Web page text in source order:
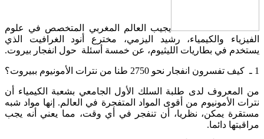
يجيب العالم المغربي المتخصص في علوم
الفيزياء والكيمياء، رشيد اليزمي، مخترع أنود الغرافيت الذي
يستخدم في بطاريات الليثيوم، عن خمسة أسئلة حول انفجار بيروت.
1 ـ كيف تفسرون انفجار نحو 2750 طنا من نترات الأمونيوم ببيروت؟
من المعروف لدى طلبة السلك الأول الجامعي بشعبة الكيمياء أن
نترات الأمونيوم من أقوى المواد المتفجرة في العالم. إنها مواد شبه
مستقرة يمكن، نظريا، أن تنفجر في أي وقت، مما يعني أنه يجب
مراقبتها دائما.